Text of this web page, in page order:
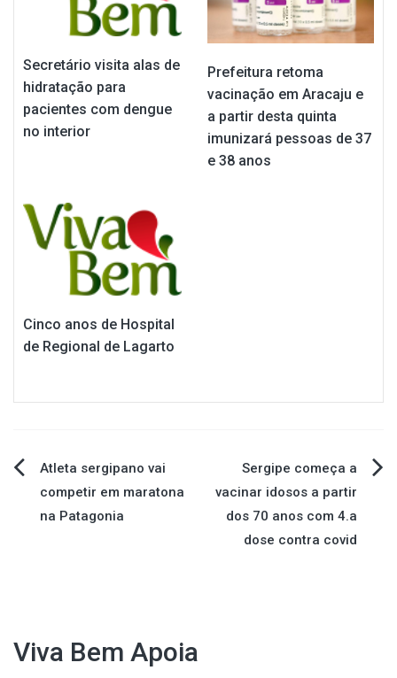
Secretário visita alas de
hidratação para
pacientes com dengue
no interior
Prefeitura retoma
vacinação em Aracaju e
a partir desta quinta
imunizará pessoas de 37
e 38 anos
Cinco anos de Hospital
de Regional de Lagarto
Navegação
de
Atleta sergipano vai
competir em maratona
na Patagonia
Sergipe começa a
vacinar idosos a partir
dos 70 anos com 4.a
dose contra covid
Viva Bem Apoia